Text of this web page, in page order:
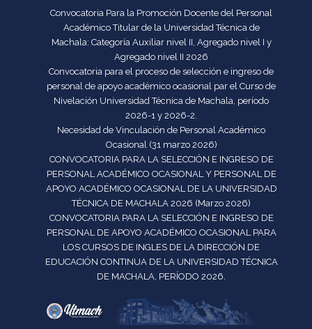
Convocatoria Para la Promoción Docente del Personal
Académico Titular de la Universidad Técnica de
Machala: Categoría Auxiliar nivel II, Agregado nivel I y
Agregado nivel II 2026
Convocatoria para el proceso de selección e ingreso de
personal de apoyo académico ocasional par el Curso de
Nivelación Universidad Técnica de Machala, período
2026-1 y 2026-2.
Necesidad de Vinculación de Personal Académico
Ocasional (31 marzo 2026)
CONVOCATORIA PARA LA SELECCIÓN E INGRESO DE
PERSONAL ACADÉMICO OCASIONAL Y PERSONAL DE
APOYO ACADÉMICO OCASIONAL DE LA UNIVERSIDAD
TÉCNICA DE MACHALA 2026 (Marzo 2026)
CONVOCATORIA PARA LA SELECCIÓN E INGRESO DE
PERSONAL DE APOYO ACADÉMICO OCASIONAL PARA
LOS CURSOS DE INGLES DE LA DIRECCIÓN DE
EDUCACIÓN CONTINUA DE LA UNIVERSIDAD TÉCNICA
DE MACHALA, PERÍODO 2026.